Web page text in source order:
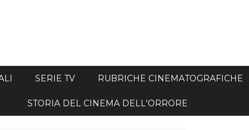
SERIE TV RUBRICHE CINEMATOGRAFICHE
STORIA DEL CINEMA DELL'ORRORE